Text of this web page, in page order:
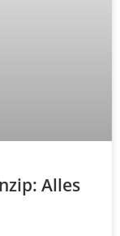
Alles